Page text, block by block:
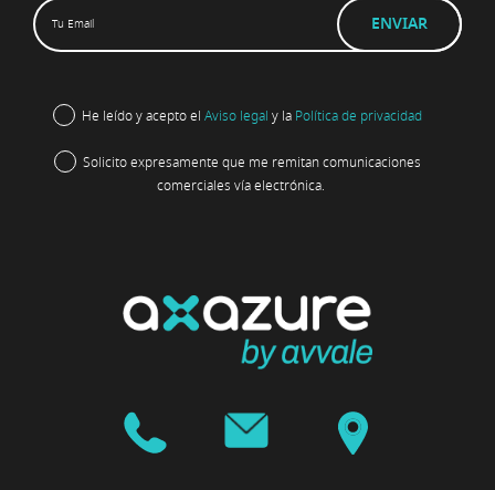
He leído y acepto el Aviso legal y la Política de privacidad
Solicito expresamente que me remitan comunicaciones
comerciales vía electrónica.